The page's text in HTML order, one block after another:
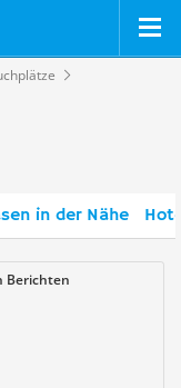
in der Nähe
Berichten